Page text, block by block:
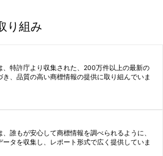
り組み
、特許庁より収集された、200万件以上の最新の
き、品質の高い商標情報の提供に取り組んでいま
、誰もが安心して商標情報を調べられるように、
ータを収集し、レポート形式で広く提供していま